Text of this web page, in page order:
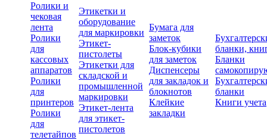
Ролики и
чековая
лента
Ролики
для
кассовых
аппаратов
Ролики
для
принтеров
Ролики
для
телетайпов
Этикетки и
оборудование
для маркировки
Этикет-
пистолеты
Этикетки для
складской и
промышленной
маркировки
Этикет-лента
для этикет-
пистолетов
Бумага для
заметок
Блок-кубики
для заметок
Диспенсеры
для закладок и
блокнотов
Клейкие
закладки
бланки,
Бланки
бланки
Книги учета